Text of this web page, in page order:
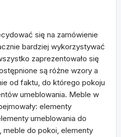
się na zamówienie
bardziej wykorzystywać
zaprezentowało się
są różne wzory a
od faktu, do którego pokoju
umeblowania. Meble w
elementy
umeblowania do
meble do pokoi, elementy